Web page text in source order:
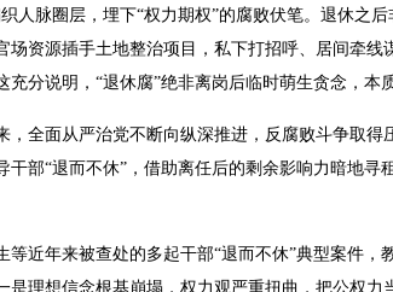
人脉圈层，埋下“权力期权”的腐败伏笔。退休之
场资源插手土地整治项目，私下打招呼、居间牵线
充分说明，“退休腐”绝非离岗后临时萌生贪念，本
全面从严治党不断向纵深推进，反腐败斗争取得
干部“退而不休”，借助离任后的剩余影响力暗地寻
近年来被查处的多起干部“退而不休”典型案件，
是理想信念根基崩塌，权力观严重扭曲，把公权力